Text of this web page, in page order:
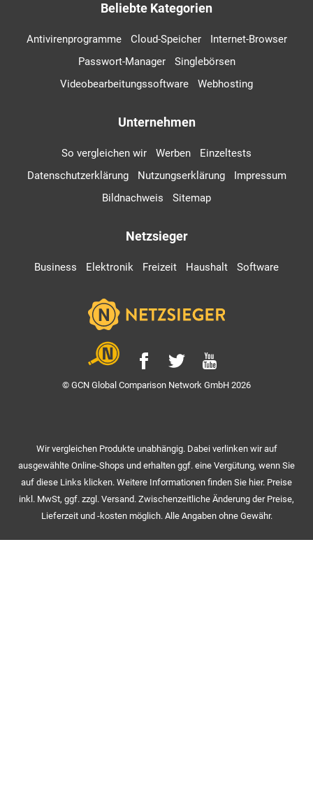
Beliebte Kategorien
Antivirenprogramme Cloud-Speicher
Internet-Browser
Passwort-Manager
Singlebörsen
Videobearbeitungssoftware
Webhosting
Unternehmen
So vergleichen wir Werben
Einzeltests
Datenschutzerklärung
Nutzungserklärung
Impressum
Bildnachweis
Sitemap
Netzsieger
Business Elektronik Freizeit Haushalt Software
© GCN Global Comparison Network GmbH 2026
Wir vergleichen Produkte unabhängig. Dabei verlinken wir auf
ausgewählte Online-Shops und erhalten ggf. eine Vergütung, wenn Sie
auf diese Links klicken. Weitere Informationen finden Sie hier. Preise
inkl. MwSt, ggf. zzgl. Versand. Zwischenzeitliche Änderung der Preise,
Lieferzeit und -kosten möglich. Alle Angaben ohne Gewähr.